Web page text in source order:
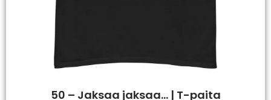
50 – Jaksaa jaksaa… | T-paita